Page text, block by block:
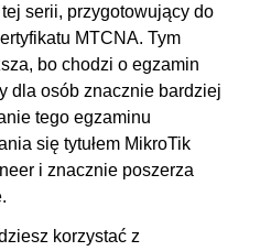
00:10:18
01:54:33
00:14:46
00:14:15
serii, przygotowujący do
MTCNA. Tym
bo chodzi o egzamin
dla osób znacznie bardziej
tego egzaminu
się tytułem MikroTik
i znacznie poszerza
korzystać z